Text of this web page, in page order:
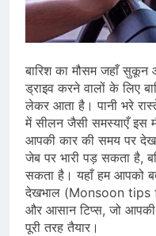
सोने के
गोल्ड के
August 8,
राष्ट्रीय
आरोपी
August 8,
| World
खुला,
में जीता
August 8,
बारिश का मौसम जहाँ
ड्राइव करने वालों के लिए
लेकर आता है। पानी भरे
में सीलन जैसी समस्याएँ इस
आपकी कार की समय पर
जेब पर भारी पड़ सकता है,
सकता है। यहाँ हम आपको
देखभाल (Monsoon tips
और आसान टिप्स, जो आपकी
पूरी तरह तैयार।